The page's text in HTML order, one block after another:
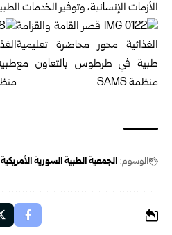
الأزمات الإنسانية، وتوفير الخدمات
الوسوم: الجمعية الطبية السورية الأمريكية